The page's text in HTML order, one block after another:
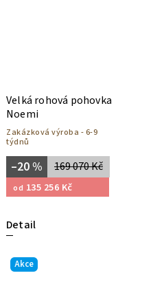
Velká rohová pohovka
Noemi
Zakázková výroba - 6-9
týdnů
169 070 Kč
–20 %
od 135 256 Kč
Detail
Akce